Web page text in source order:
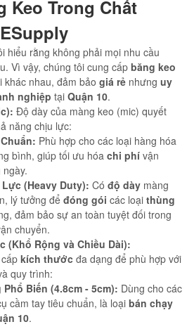
Keo Trong Chất
hiểu rằng không phải mọi nhu cầu
Vì vậy, chúng tôi cung cấp băng keo
khác nhau, đảm bảo giá rẻ nhưng uy
nghiệp tại Quận 10.
Độ dày của màng keo (mic) quyết
năng chịu lực:
Phù hợp cho các loại hàng hóa
bình, giúp tối ưu hóa chi phí vận
ngày.
(Heavy Duty): Có độ dày màng
lý tưởng đểđóng gói các loại thùng
đảm bảo sự an toàn tuyệt đối trong
chuyển.
(Khổ Rộng và Chiều Dài):
kích thước đa dạng để phù hợp với
quy trình:
Phổ Biến (4.8cm - 5cm): Dùng cho các
cầm tay tiêu chuẩn, là loại bán chạy
10.